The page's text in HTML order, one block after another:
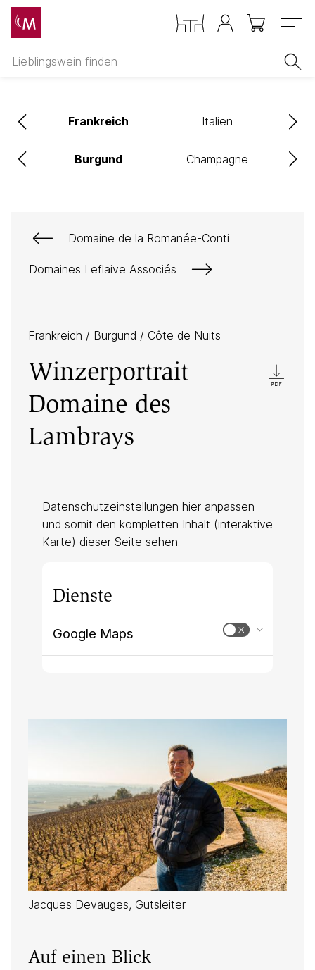
Menu
Frankreich Italien
Burgund Champagne
Domaine de la Romanée-Conti
Domaines Leflaive Associés
Frankreich / Burgund / Côte de Nuits
Winzerportrait
Domaine des
Lambrays
Datenschutzeinstellungen hier anpassen
und somit den kompletten Inhalt (interaktive
Karte) dieser Seite sehen.
Dienste
Google Maps
Jacques Devauges, Gutsleiter
Auf einen Blick